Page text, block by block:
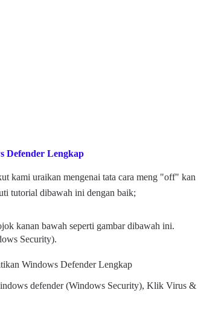
Defender Lengkap
kami uraikan mengenai tata cara meng "off" kan
tutorial dibawah ini dengan baik;
kanan bawah seperti gambar dibawah ini.
Security).
defender (Windows Security), Klik Virus &